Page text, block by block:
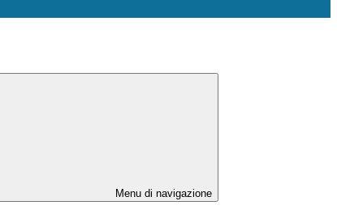
Menu di navigazione